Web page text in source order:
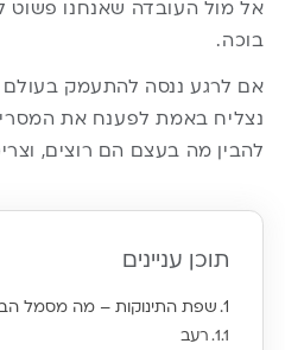
אל מול העובדה שאנחנו פשוט
בוכה.
אם לרגע ננסה להתעמק בעולם
נצליח באמת לפענח את
להבין מה בעצם הם רוצים,
תוכן עניינים
שפת התינוקות – מה מסמל
רעב